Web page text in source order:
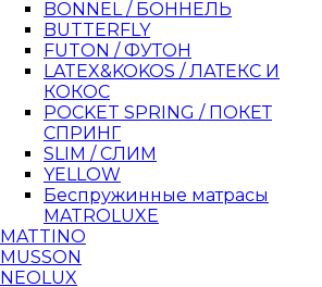
BONNEL / БОННЕЛЬ
BUTTERFLY
FUTON / ФУТОН
LATEX&KOKOS / ЛАТЕКС И
КОКОС
POCKET SPRING / ПОКЕТ
СПРИНГ
SLIM / СЛИМ
YELLOW
Беспружинные матрасы
MATROLUXE
MATTINO
MUSSON
NEOLUX